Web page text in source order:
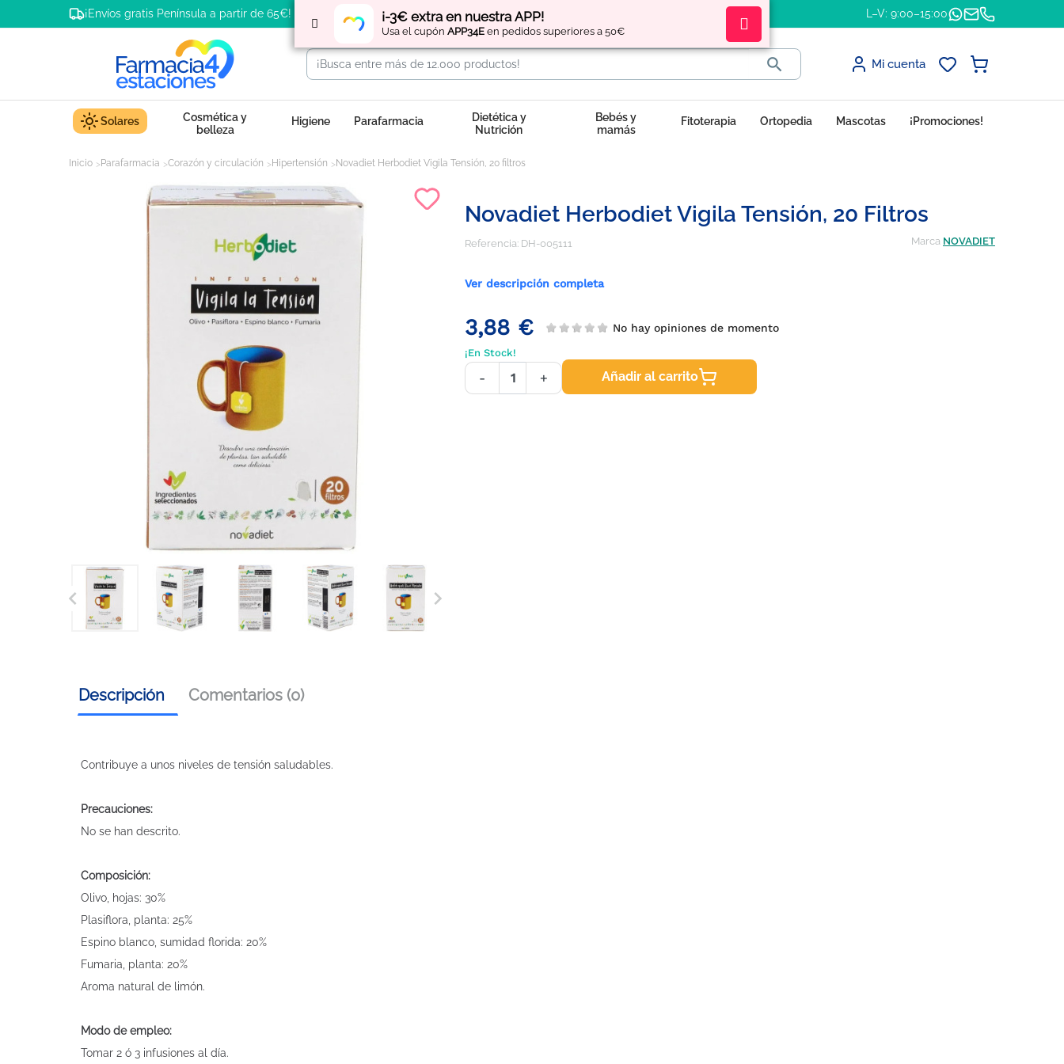
¡-3€ extra en nuestra APP!
Usa el cupón APP34E en pedidos superiores a 50€
¡Envíos gratis Península a partir de 65€! Regístratey obtén L–V: 9:00–15:00
 Mi cuenta
Solares
Cosmética y
belleza
Higiene Parafarmacia
Dietética y
Nutrición
Bebés y
mamás
Fitoterapia Ortopedia Mascotas ¡Promociones!
Inicio Parafarmacia Corazón y circulación Hipertensión Novadiet Herbodiet Vigila Tensión, 20 filtros
 
Novadiet Herbodiet Vigila Tensión, 20 Filtros
Referencia: DH-005111 Marca NOVADIET
Ver descripción completa
3,88 € No hay opiniones de momento
¡En Stock!
- + Añadir al carrito
Descripción Comentarios (0)
Contribuye a unos niveles de tensión saludables.
Precauciones:
No se han descrito.
Composición:
Olivo, hojas: 30%
Plasiflora, planta: 25%
Espino blanco, sumidad florida: 20%
Fumaria, planta: 20%
Aroma natural de limón.
Modo de empleo:
Tomar 2 ó 3 infusiones al día.